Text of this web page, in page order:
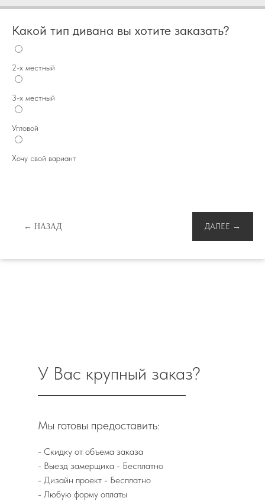
Какой тип дивана вы хотите заказать?
2-х местный
3-х местный
Угловой
Хочу свой вариант
← НАЗАД ДАЛЕЕ →
У Вас крупный заказ?
Мы готовы предоставить:
- Скидку от объема заказа
- Выезд замерщика - Бесплатно
- Дизайн проект - Бесплатно
- Любую форму оплаты